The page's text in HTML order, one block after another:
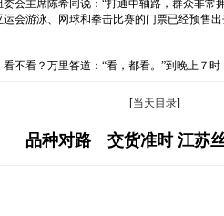
会主席陈希同说：“打通中轴路，群众非常
会游泳、网球和拳击比赛的门票已经预售
看？万里答道：“看，都看。”到晚上７
[当天目录]
品种对路 交货准时 江苏